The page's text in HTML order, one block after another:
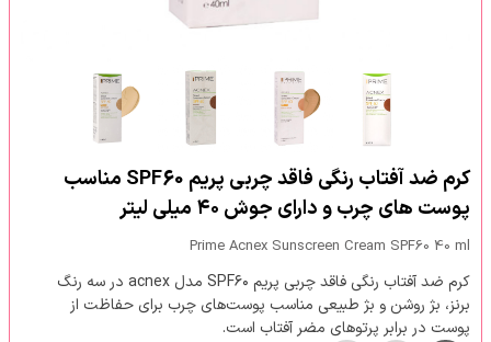
کرم ضد آفتاب رنگی فاقد چربی پریم SPF60 مناسب
پوست های چرب و دارای جوش ۴۰ میلی لیتر
Prime Acnex Sunscreen Cream SPF60 40 ml
کرم ضد آفتاب رنگی فاقد چربی پریم SPF۶۰ مدل acnex در سه رنگ
برنز، بژ روشن و بژ طبیعی مناسب پوست‌های چرب برای حفاظت از
پوست در برابر پرتوهای مضر آفتاب است.